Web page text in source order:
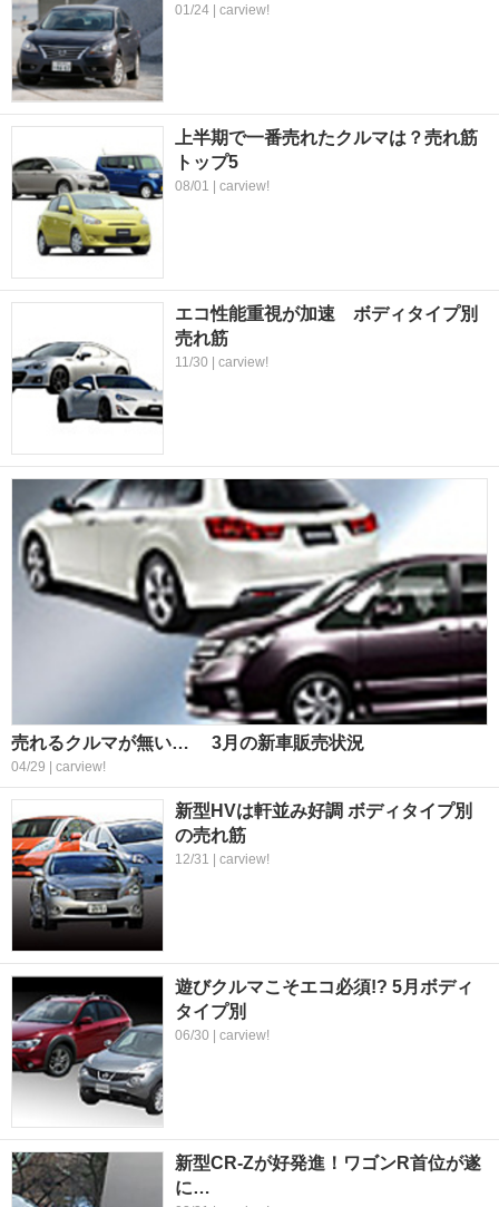
01/24 | carview!
上半期で一番売れたクルマは？売れ筋
トップ5
08/01 | carview!
エコ性能重視が加速 ボディタイプ別
売れ筋
11/30 | carview!
売れるクルマが無い… 3月の新車販売状況
04/29 | carview!
新型HVは軒並み好調 ボディタイプ別
の売れ筋
12/31 | carview!
遊びクルマこそエコ必須!? 5月ボディ
タイプ別
06/30 | carview!
新型CR-Zが好発進！ワゴンR首位が遂
に…